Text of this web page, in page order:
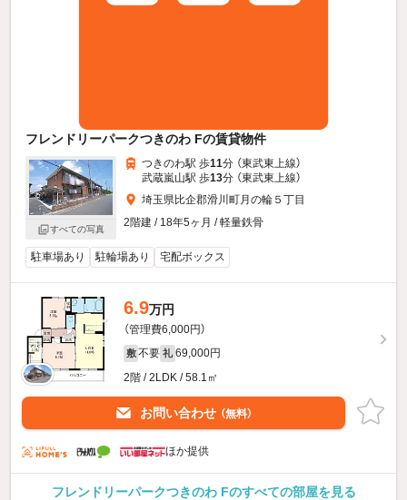
フレンドリーパークつきのわ Fの賃貸物件
すべての写真
つきのわ駅 歩11分 （東武東上線）
武蔵嵐山駅 歩13分 （東武東上線）
埼玉県比企郡滑川町月の輪５丁目
2階建 / 18年5ヶ月 / 軽量鉄骨
駐車場あり 駐輪場あり 宅配ボックス
6.9万円
（管理費6,000円）
敷 不要 礼 69,000円
2階 / 2LDK / 58.1㎡
お問い合わせ （無料）
ほか提供
フレンドリーパークつきのわ Fのすべての部屋を見る